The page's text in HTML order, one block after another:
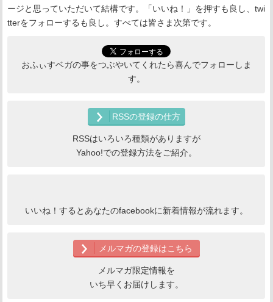
ージと思っていただいて結構です。「いいね！」を押すも良し、twi
tterをフォローするも良し。すべては皆さま次第です。
おふぃすベガの事をつぶやいてくれたら喜んでフォローしま
す。
RSSの登録の仕方
RSSはいろいろ種類がありますが
Yahoo!での登録方法をご紹介。
いいね！するとあなたのfacebookに新着情報が流れます。
メルマガの登録はこちら
メルマガ限定情報を
いち早くお届けします。